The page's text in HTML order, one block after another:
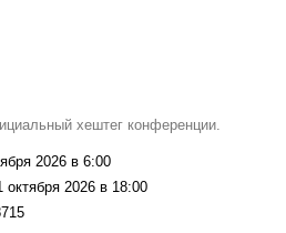
хештег конференции.
2026 в 6:00
октября 2026 в 18:00